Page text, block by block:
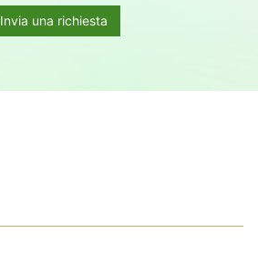
Invia una richiesta